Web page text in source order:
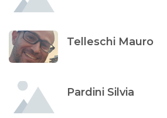
Telleschi Mauro
Pardini Silvia